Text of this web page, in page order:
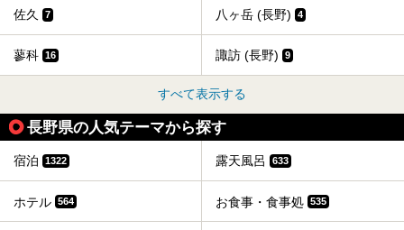
佐久 7 八ヶ岳 (長野) 4
蓼科 16 諏訪 (長野) 9
すべて表示する
長野県の人気テーマから探す
宿泊 1322 露天風呂 633
ホテル 564 お食事・食事処 535